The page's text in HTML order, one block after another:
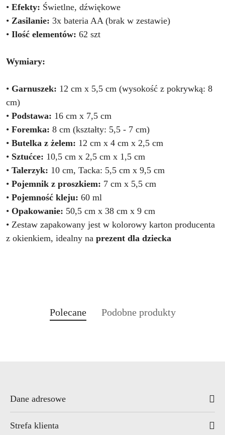
• Efekty: Świetlne, dźwiękowe
• Zasilanie: 3x bateria AA (brak w zestawie)
• Ilość elementów: 62 szt
Wymiary:
• Garnuszek: 12 cm x 5,5 cm (wysokość z pokrywką: 8
cm)
• Podstawa: 16 cm x 7,5 cm
• Foremka: 8 cm (kształty: 5,5 - 7 cm)
• Butelka z żelem: 12 cm x 4 cm x 2,5 cm
• Sztućce: 10,5 cm x 2,5 cm x 1,5 cm
• Talerzyk: 10 cm, Tacka: 5,5 cm x 9,5 cm
• Pojemnik z proszkiem: 7 cm x 5,5 cm
• Pojemność kleju: 60 ml
• Opakowanie: 50,5 cm x 38 cm x 9 cm
• Zestaw zapakowany jest w kolorowy karton producenta
z okienkiem, idealny na prezent dla dziecka
Pomiń karuzelę produktów
Produkty
Polecane
Produkty
Podobne produkty
Dane adresowe
Strefa klienta